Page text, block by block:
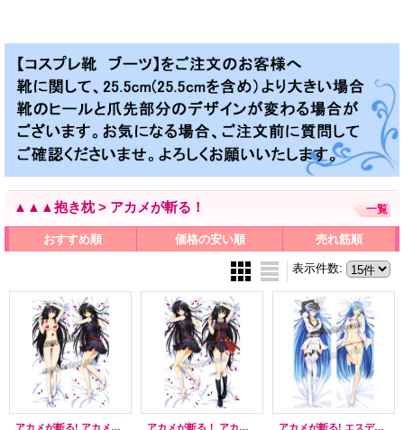
▲▲▲抱き枕 > アカメが斬る！ 一覧
おすすめ順 価格の安い順 売れ筋順
表示件数:
アカメが斬る! アカメ風 ●等身大 抱き枕カバー アカメが斬る！ アカメ風 ●等身大 抱き枕カバー アカメが斬る! エスデス風 ●等身大 抱き枕カバー